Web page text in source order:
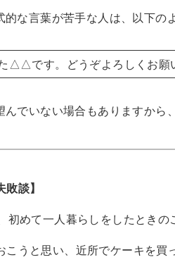
な言葉が苦手な人は、以下の
△△です。どうぞよろしくお願
んでいない場合もありますから
敗談】
初めて一人暮らしをしたときの
うと思い、近所でケーキを買